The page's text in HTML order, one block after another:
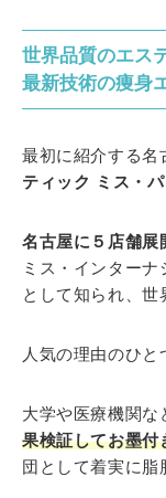
世界品質のエス
最新技術の痩身
最初に紹介する名
ティック ミス・パ
名古屋に５店舗展
ミス・インター
として知られ、世
人気の理由のひと
大学や医療機関な
果検証してお墨付
団として着実に脂